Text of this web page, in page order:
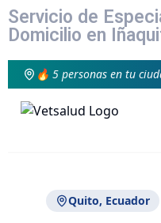
Servicio de
Domicilio en